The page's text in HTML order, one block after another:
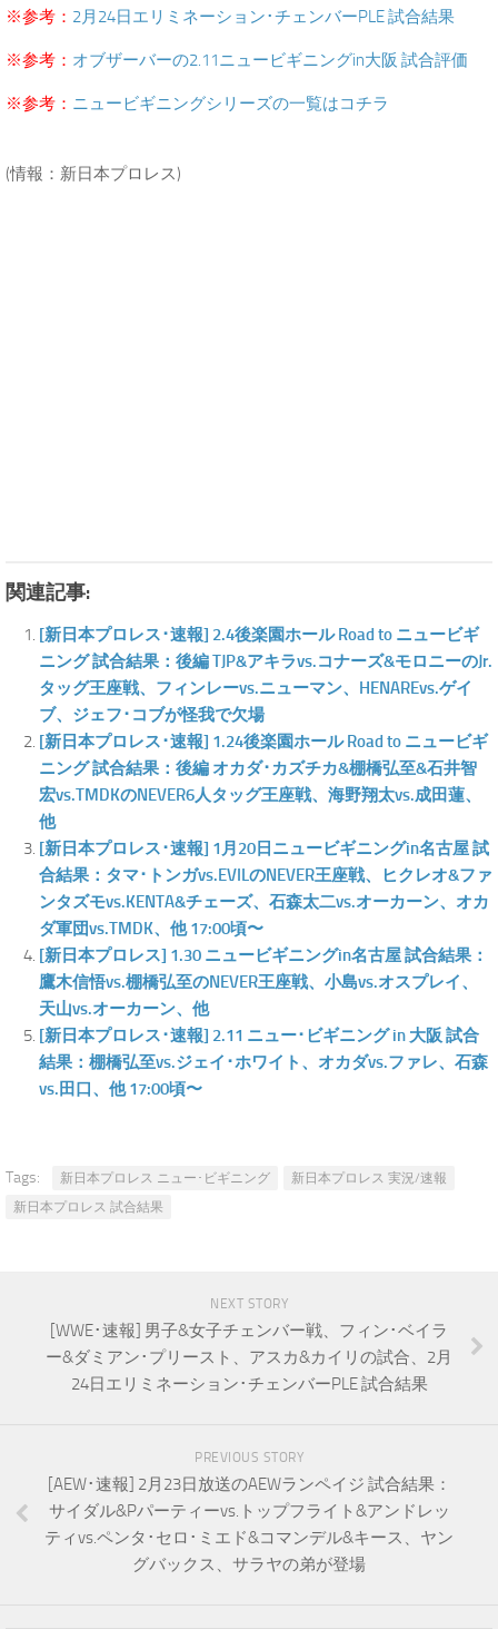
※参考： 2月24日エリミネーション･チェンバーPLE 試合結果
※参考： オブザーバーの2.11ニュービギニングin大阪 試合評価
※参考： ニュービギニングシリーズの一覧はコチラ
(情報：新日本プロレス)
関連記事:
[新日本プロレス･速報] 2.4後楽園ホール Road to ニュービギ
ニング 試合結果：後編 TJP&アキラvs.コナーズ&モロニーのJr.
タッグ王座戦、フィンレーvs.ニューマン、HENAREvs.ゲイ
ブ、ジェフ･コブが怪我で欠場
[新日本プロレス･速報] 1.24後楽園ホール Road to ニュービギ
ニング 試合結果：後編 オカダ･カズチカ&棚橋弘至&石井智
宏vs.TMDKのNEVER6人タッグ王座戦、海野翔太vs.成田蓮、
他
[新日本プロレス･速報] 1月20日ニュービギニングin名古屋 試
合結果：タマ･トンガvs.EVILのNEVER王座戦、ヒクレオ&ファ
ンタズモvs.KENTA&チェーズ、石森太二vs.オーカーン、オカ
ダ軍団vs.TMDK、他 17:00頃〜
[新日本プロレス] 1.30 ニュービギニングin名古屋 試合結果：
鷹木信悟vs.棚橋弘至のNEVER王座戦、小島vs.オスプレイ、
天山vs.オーカーン、他
[新日本プロレス･速報] 2.11 ニュー･ビギニング in 大阪 試合
結果：棚橋弘至vs.ジェイ･ホワイト、オカダvs.ファレ、石森
vs.田口、他 17:00頃〜
Tags: 新日本プロレス ニュー･ビギニング
新日本プロレス 実況/速報
新日本プロレス 試合結果
NEXT STORY
[WWE･速報] 男子&女子チェンバー戦、フィン･ベイラ
ー&ダミアン･プリースト、アスカ&カイリの試合、2月
24日エリミネーション･チェンバーPLE 試合結果
PREVIOUS STORY
[AEW･速報] 2月23日放送のAEWランペイジ 試合結果：
サイダル&Pパーティーvs.トップフライト&アンドレッ
ティvs.ペンタ･セロ･ミエド&コマンデル&キース、ヤン
グバックス、サラヤの弟が登場